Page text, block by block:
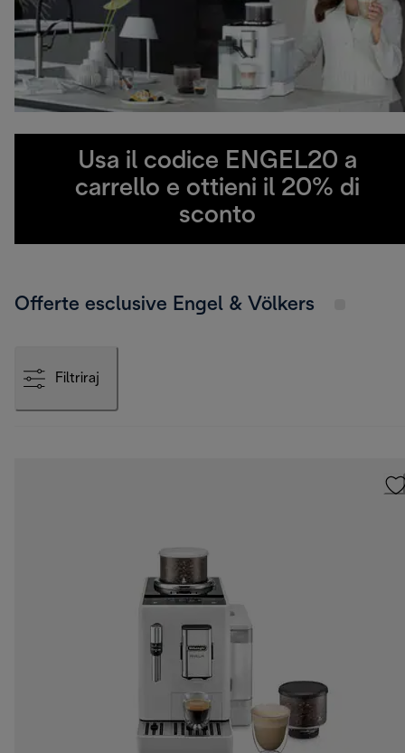
Usa il codice ENGEL20 a
carrello e ottieni il 20% di
sconto
Offerte esclusive Engel & Völkers
Filtriraj